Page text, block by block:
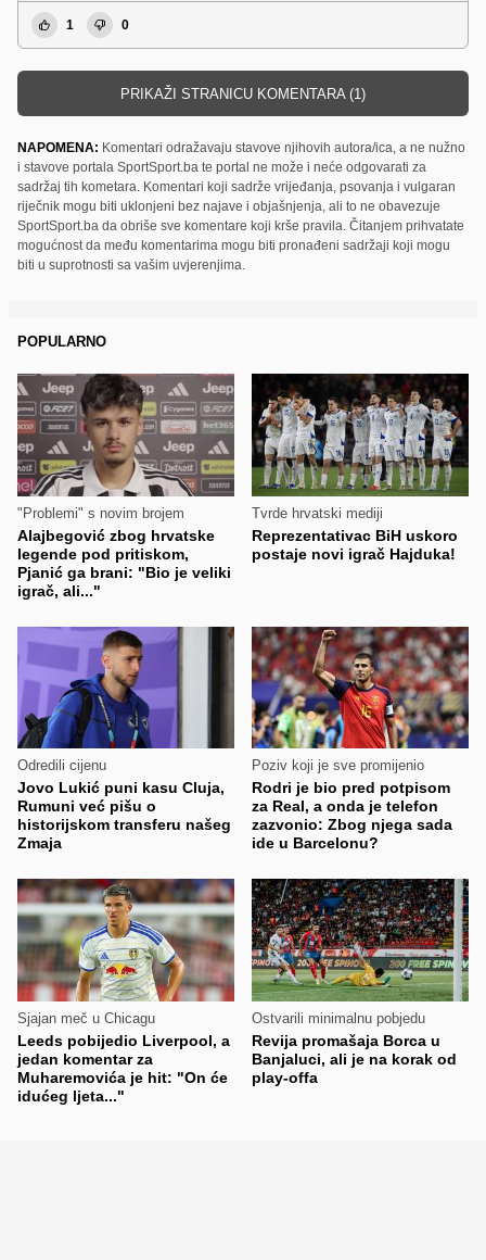
1 0
PRIKAŽI STRANICU KOMENTARA (1)
NAPOMENA: Komentari odražavaju stavove njihovih autora/ica, a ne nužno
i stavove portala SportSport.ba te portal ne može i neće odgovarati za
sadržaj tih kometara. Komentari koji sadrže vrijeđanja, psovanja i vulgaran
riječnik mogu biti uklonjeni bez najave i objašnjenja, ali to ne obavezuje
SportSport.ba da obriše sve komentare koji krše pravila. Čitanjem prihvatate
mogućnost da među komentarima mogu biti pronađeni sadržaji koji mogu
biti u suprotnosti sa vašim uvjerenjima.
POPULARNO
"Problemi" s novim brojem
Alajbegović zbog hrvatske
legende pod pritiskom,
Pjanić ga brani: "Bio je veliki
igrač, ali..."
Tvrde hrvatski mediji
Reprezentativac BiH uskoro
postaje novi igrač Hajduka!
Odredili cijenu
Jovo Lukić puni kasu Cluja,
Rumuni već pišu o
historijskom transferu našeg
Zmaja
Poziv koji je sve promijenio
Rodri je bio pred potpisom
za Real, a onda je telefon
zazvonio: Zbog njega sada
ide u Barcelonu?
Sjajan meč u Chicagu
Leeds pobijedio Liverpool, a
jedan komentar za
Muharemovića je hit: "On će
idućeg ljeta..."
Ostvarili minimalnu pobjedu
Revija promašaja Borca u
Banjaluci, ali je na korak od
play-offa